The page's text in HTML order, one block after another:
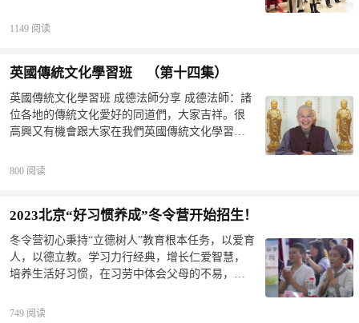
社会团体积极参与协办, 欢迎从事和关注家庭教育
会。​07:38​用心传承文化，用行成就未来一活动主
题用中华优秀传统文化为新时代家庭教育赋能二
主讲嘉宾康金胜中国智慧工程研究会家校社共育
指导工作委员会副理事长，“本根教育”创始人、全
国巾帼文明岗“专家型校长郭秀艳工作室”主持人、
一日，致力于中华优秀传统文化的传承、推广与
明，一个国家的强盛、一个民族的崛起，都是以
实文化根基，提升文化软实力、建设文化强国、
共圆“中国梦”。从小开始学习中华优秀传统文化的
好处1、让孩子树立远大志向传统文化讲的是成己
达人，让人们通过“修身齐家治国平天下”去贡献社
会、实现自我。通过传统文化的学习可以提升孩
天下的胸怀。让孩子们从小立下远大的志向，并
眼下做起、从小事情做起，通过“修、齐、治、平”
一步步做到最好，成为家庭的好儿女、国家的栋
梁、社会的支柱、天下的英杰！2、让孩子获得智
慧的启迪传统文化中蕴含着古人博大精深的智
慧，包括做人做事、接人待物、对待自然、对待
面，可以让孩子的智慧得到全面的启迪，让他们
1149 阅读
英國傳統文化學習班 （第十四集）
英國傳統文化學習班 成德法師分享 成德法師：諸
位各地的傳統文化愛好的同道們，大家吉祥。很
高興又有機會跟大家在我們英國傳統文化學習班
們直接進入這些問題的探討。我們請魏老師來念
復興的大事因緣，我們要抓住這個因緣機會，那
麼做為一位普通的家庭婦女，單純的相夫教子，
該如何 去落實一條龍？感恩老師。成德法師：謝
謝。首先可以感覺到這位家庭婦女是很有使命
感，這分心就已經在給孩子潛移默化的影響。進
近代西方教學理念的影響，而這個理念它主要以
800 阅读
2023北京“好习惯养成”冬令营开始招生！
冬令营初心秉持“立德树人”教育根本任务，以爱育
人，以德立教。学习力行经典，增长仁爱智慧，
培养生活好习惯，在习劳中体会父母的不易，在
当，懂得孝亲尊师，存养正气，打开格局，树立
749 阅读